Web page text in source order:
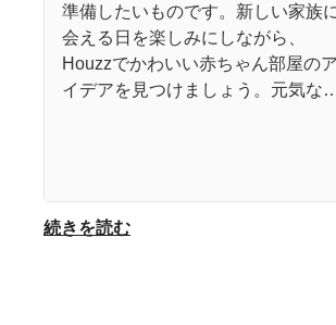
準備したいものです。新しい家族
会える日を楽しみにしながら、
Houzzでかわいい赤ちゃん部屋のア
イデアを見つけましょう。元気な
アジアンスタイルの赤ちゃん部屋の
ぬ事態が発生することがよくありま
す。そんな時にも慌てず対処できる
続きを読む